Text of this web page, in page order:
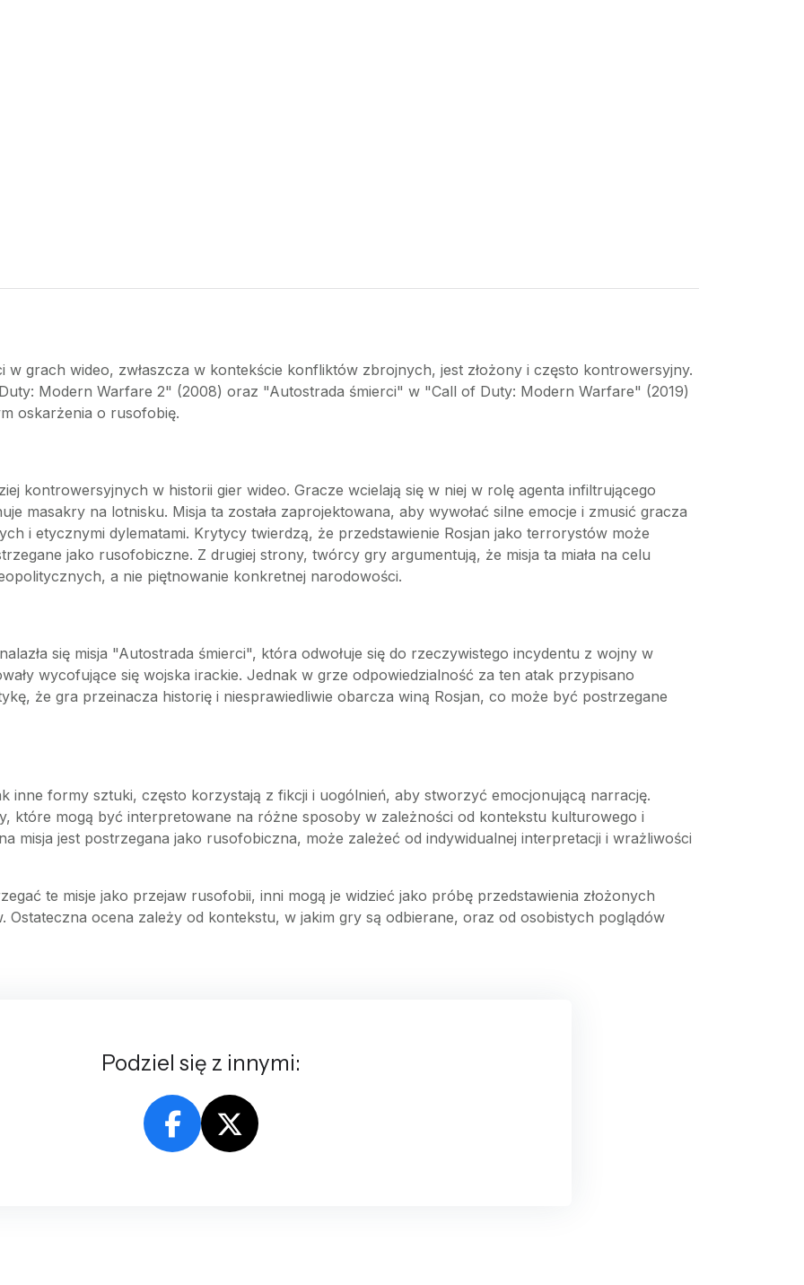
grach wideo, zwłaszcza w kontekście konfliktów zbrojnych, jest złożony i często kontrowersyjny.
Modern Warfare 2" (2008) oraz "Autostrada śmierci" w "Call of Duty: Modern Warfare" (2019)
oskarżenia o rusofobię.
kontrowersyjnych w historii gier wideo. Gracze wcielają się w niej w rolę agenta infiltrującego
masakry na lotnisku. Misja ta została zaprojektowana, aby wywołać silne emocje i zmusić gracza
i etycznymi dylematami. Krytycy twierdzą, że przedstawienie Rosjan jako terrorystów może
jako rusofobiczne. Z drugiej strony, twórcy gry argumentują, że misja ta miała na celu
a nie piętnowanie konkretnej narodowości.
się misja "Autostrada śmierci", która odwołuje się do rzeczywistego incydentu z wojny w
wycofujące się wojska irackie. Jednak w grze odpowiedzialność za ten atak przypisano
że gra przeinacza historię i niesprawiedliwie obarcza winą Rosjan, co może być postrzegane
inne formy sztuki, często korzystają z fikcji i uogólnień, aby stworzyć emocjonującą narrację.
które mogą być interpretowane na różne sposoby w zależności od kontekstu kulturowego i
misja jest postrzegana jako rusofobiczna, może zależeć od indywidualnej interpretacji i wrażliwości
te misje jako przejaw rusofobii, inni mogą je widzieć jako próbę przedstawienia złożonych
ocena zależy od kontekstu, w jakim gry są odbierane, oraz od osobistych poglądów
Podziel się z innymi: